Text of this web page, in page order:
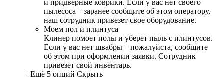
и придверные коврики. Если у вас нет своего
пылесоса – заранее сообщите об этом оператору,
наш сотрудник привезет свое оборудование.
Моем пол и плинтуса
Клинер помоет полы и уберет пыль с плинтусов.
Если у вас нет швабры – пожалуйста, сообщите
об этом при оформлении заявки. Сотрудник
привезет свой инвентарь.
+ Ещё 5 опций Скрыть